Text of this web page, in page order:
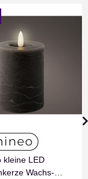
kleine LED
Wachs-